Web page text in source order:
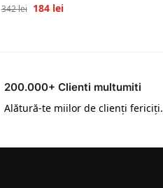
342lei 184 lei
200.000+ Clienti multumiti
Alătură-te miilor de clienți fericiți.